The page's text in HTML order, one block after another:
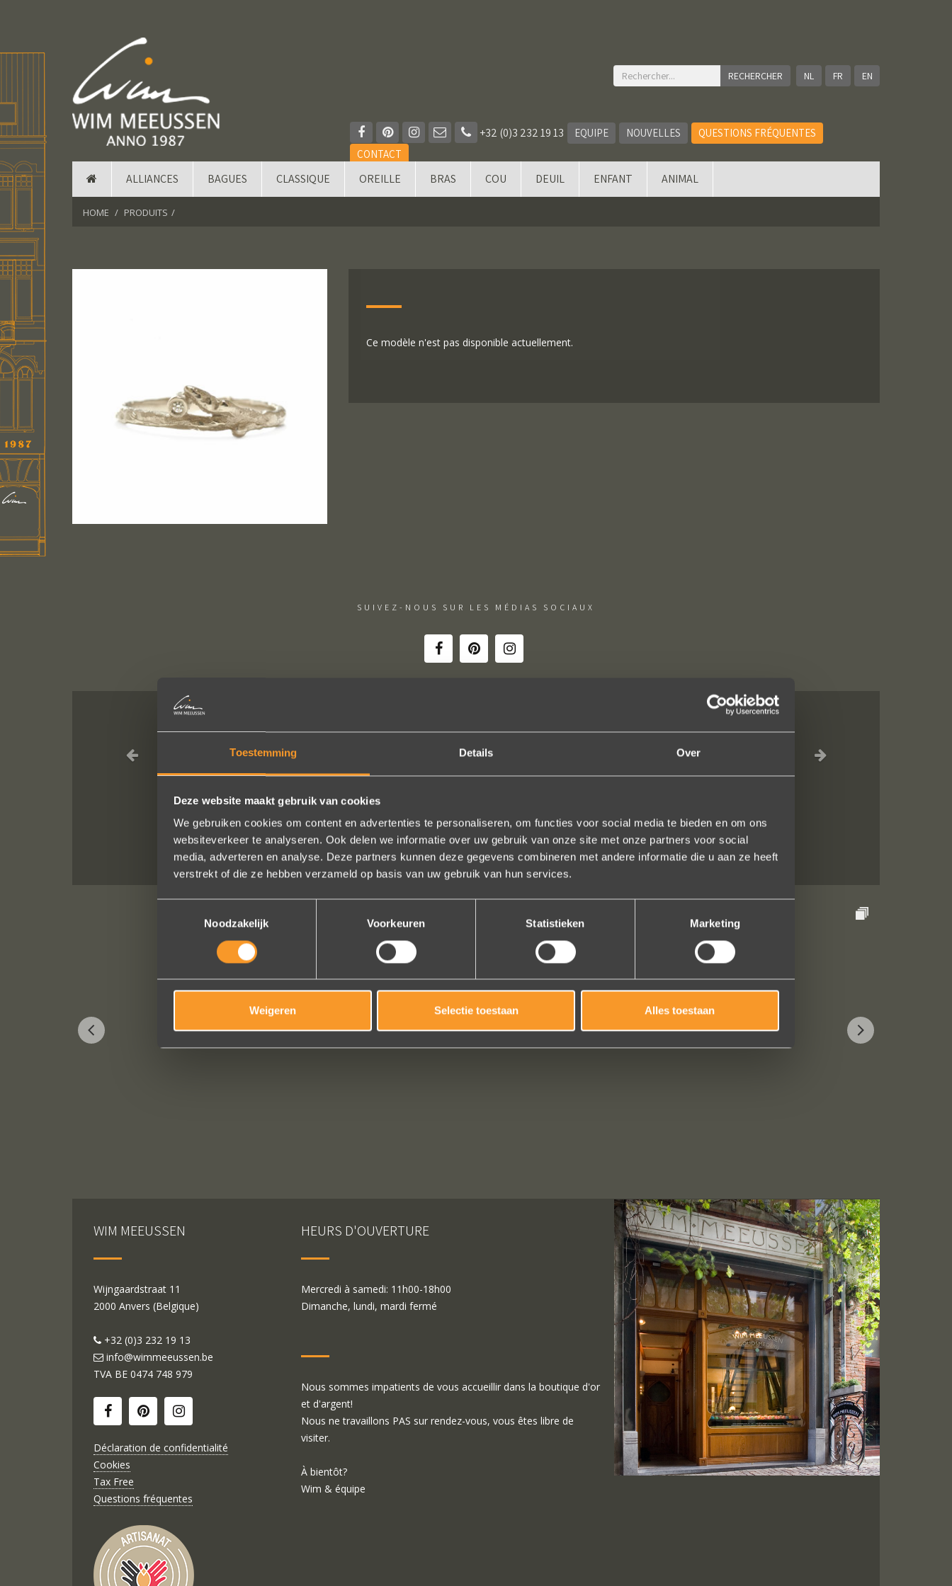
Toestemming Details Over
Deze website maakt gebruik van cookies
We gebruiken cookies om content en advertenties te personaliseren, om functies voor social media te bieden en om ons
websiteverkeer te analyseren. Ook delen we informatie over uw gebruik van onze site met onze partners voor social
media, adverteren en analyse. Deze partners kunnen deze gegevens combineren met andere informatie die u aan ze heeft
verstrekt of die ze hebben verzameld op basis van uw gebruik van hun services.
Noodzakelijk
Voorkeuren Statistieken Marketing
Weigeren Selectie toestaan Alles toestaan
NL FR EN
+32 (0)3 232 19 13 EQUIPE NOUVELLES
QUESTIONS FRÉQUENTES
CONTACT
ALLIANCES BAGUES CLASSIQUE OREILLE BRAS COU DEUIL ENFANT ANIMAL
HOME PRODUITS
Ce modèle n'est pas disponible actuellement.
SUIVEZ-NOUS SUR LES MÉDIAS SOCIAUX
Een droom die uitkomt, de ringen zijn prachtig afgewerkt, perfecte kwaliteit. We zijn liefdevol
geholpen en ze waren op tijd klaar. Kan niet anders zeggen dan AANRADER op elk vlak!
Bekijk al onze reviews
WIM MEEUSSEN
Wijngaardstraat 11
2000 Anvers (Belgique)
+32 (0)3 232 19 13
info@wimmeeussen.be
TVA BE 0474 748 979
Déclaration de confidentialité
Cookies
Tax Free
Questions fréquentes
HEURS D'OUVERTURE
Mercredi à samedi: 11h00-18h00
Dimanche, lundi, mardi fermé
Nous sommes impatients de vous accueillir dans la boutique d'or
et d'argent!
Nous ne travaillons PAS sur rendez-vous, vous êtes libre de
visiter.
À bientôt?
Wim & équipe